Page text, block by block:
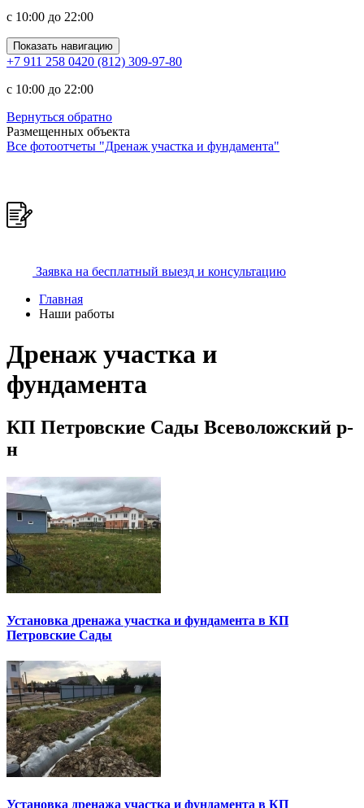
c 10:00 до 22:00
Показать навигацию
+7 911 258 0420 (812) 309-97-80
c 10:00 до 22:00
Вернуться обратно
Размещенных объекта
Все фотоотчеты "Дренаж участка и фундамента"
Заявка на бесплатный выезд и консультацию
Главная
Наши работы
Дренаж участка и
фундамента
КП Петровские Сады Всеволожский р-
н
Установка дренажа участка и фундамента в КП
Петровские Сады
Установка дренажа участка и фундамента в КП